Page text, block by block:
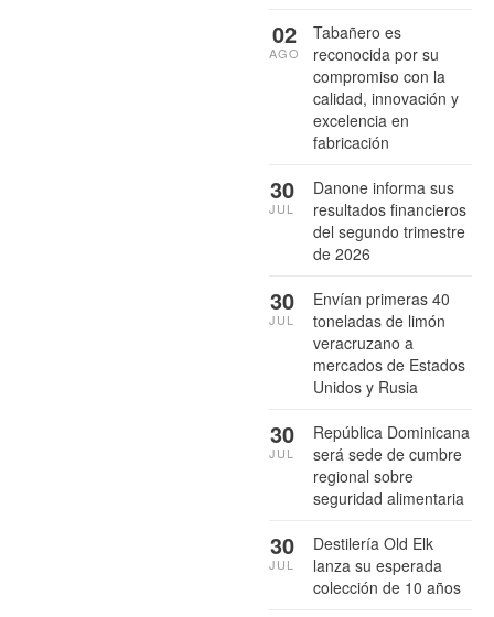
Tabañero es
reconocida por su
compromiso con la
calidad, innovación y
excelencia en
fabricación
02
AGO
Danone informa sus
resultados financieros
del segundo trimestre
de 2026
30
JUL
Envían primeras 40
toneladas de limón
veracruzano a
mercados de Estados
Unidos y Rusia
30
JUL
República Dominicana
será sede de cumbre
regional sobre
seguridad alimentaria
30
JUL
Destilería Old Elk
lanza su esperada
colección de 10 años
30
JUL